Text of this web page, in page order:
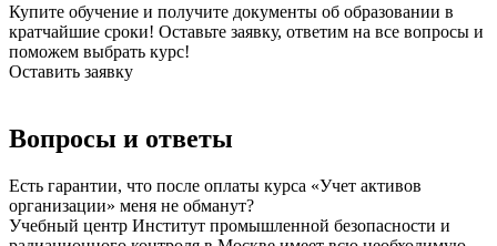
Купите обучение и получите документы об образовании в
кратчайшие сроки! Оставьте заявку, ответим на все вопросы и
поможем выбрать курс!
Оставить заявку
Вопросы и ответы
Есть гарантии, что после оплаты курса «Учет активов
организации» меня не обманут?
Учебный центр Институт промышленной безопасности и